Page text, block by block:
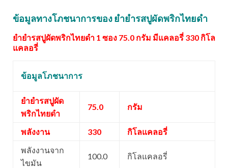
ข้อมูลทางโภชนาการของ ยำยำรสปูผัดพริกไทยดำ
ยำยำรสปูผัดพริกไทยดำ 1 ซอง 75.0 กรัม มีแคลอรี่ 330 กิโล
แคลอรี่
ข้อมูลโภชนาการ
ยำยำรสปูผัด
พริกไทยดำ
75.0 กรัม
พลังงาน 330
กิโลแคลอรี่
พลังงานจาก
ไขมัน
100.0 กิโลแคลอรี่